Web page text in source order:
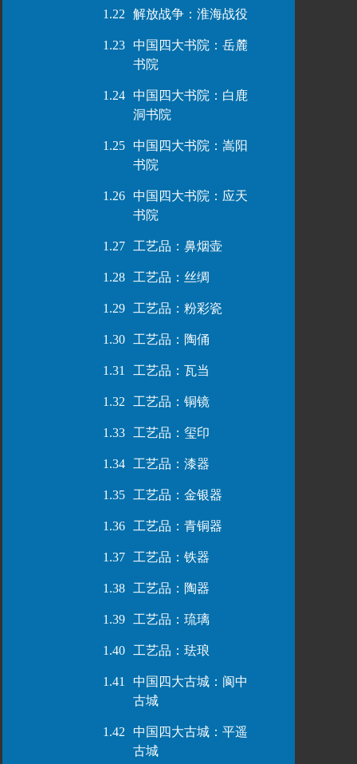
1.22 解放战争：淮海战役
1.23
中国四大书院：岳麓
书院
1.24
中国四大书院：白鹿
洞书院
1.25
中国四大书院：嵩阳
书院
1.26
中国四大书院：应天
书院
1.27 工艺品：鼻烟壶
1.28 工艺品：丝绸
1.29 工艺品：粉彩瓷
1.30 工艺品：陶俑
1.31 工艺品：瓦当
1.32 工艺品：铜镜
1.33 工艺品：玺印
1.34 工艺品：漆器
1.35 工艺品：金银器
1.36 工艺品：青铜器
1.37 工艺品：铁器
1.38 工艺品：陶器
1.39 工艺品：琉璃
1.40 工艺品：珐琅
1.41
中国四大古城：阆中
古城
1.42
中国四大古城：平遥
古城